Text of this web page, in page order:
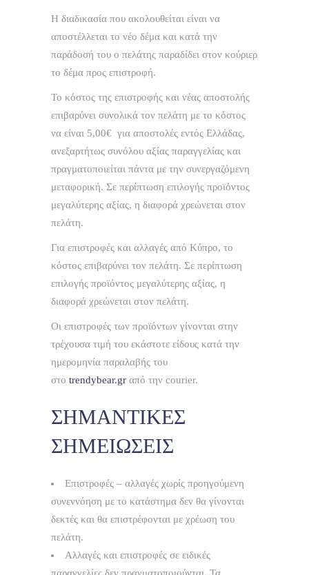
αποστέλλεται το νέο δέμα και κατά την
παράδοσή του ο πελάτης παραδίδει στον κούριερ
το δέμα προς επιστροφή.
Το κόστος της επιστροφής και νέας αποστολής
επιβαρύνει συνολικά τον πελάτη με το κόστος
να είναι 5,00€ για αποστολές εντός Ελλάδας,
ανεξαρτήτως συνόλου αξίας παραγγελίας και
πραγματοποιείται πάντα με την συνεργαζόμενη
μεταφορική. Σε περίπτωση επιλογής προϊόντος
μεγαλύτερης αξίας, η διαφορά χρεώνεται στον
πελάτη.
Για επιστροφές και αλλαγές από Κύπρο, το
κόστος επιβαρύνει τον πελάτη. Σε περίπτωση
επιλογής προϊόντος μεγαλύτερης αξίας, η
διαφορά χρεώνεται στον πελάτη.
Οι επιστροφές των προϊόντων γίνονται στην
τρέχουσα τιμή του εκάστοτε είδους κατά την
ημερομηνία παραλαβής του
trendybear.gr από την courier.
ΣΗΜΑΝΤΙΚΕΣ
ΣΗΜΕΙΩΣΕΙΣ
Επιστροφές – αλλαγές χωρίς προηγούμενη
συνεννόηση με το κατάστημα δεν θα γίνονται
δεκτές και θα επιστρέφονται με χρέωση του
πελάτη.
Αλλαγές και επιστροφές σε ειδικές